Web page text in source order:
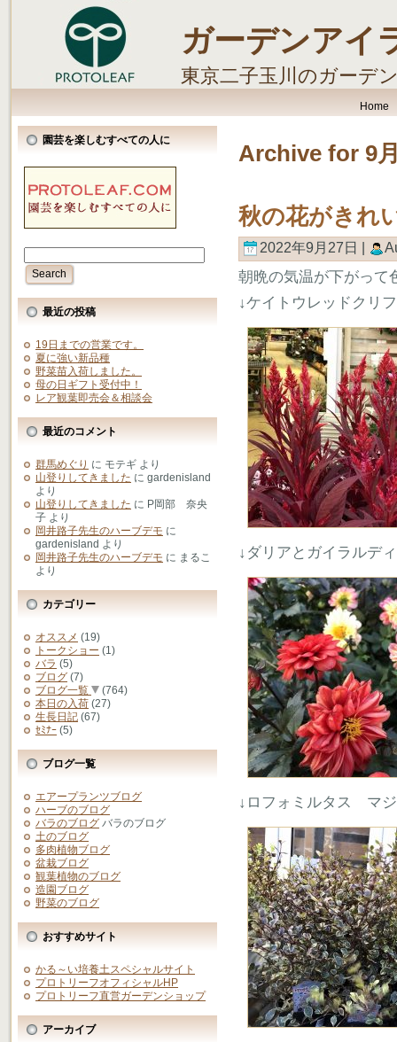
ガーデンアイ
東京二子玉川のガーデ
Home
園芸を楽しむすべての人に
最近の投稿
19日までの営業です。
夏に強い新品種
野菜苗入荷しました。
母の日ギフト受付中！
レア観葉即売会＆相談会
最近のコメント
群馬めぐり に モテギ より
山登りしてきました に gardenisland
より
山登りしてきました に P岡部 奈央
子 より
岡井路子先生のハーブデモ に
gardenisland より
岡井路子先生のハーブデモ に まるこ
より
カテゴリー
オススメ (19)
トークショー (1)
バラ (5)
ブログ (7)
ブログ一覧
(764)
本日の入荷 (27)
生長日記 (67)
ｾﾐﾅｰ (5)
ブログ一覧
エアープランツブログ
ハーブのブログ
バラのブログ バラのブログ
土のブログ
多肉植物ブログ
盆栽ブログ
観葉植物のブログ
造園ブログ
野菜のブログ
おすすめサイト
かる～い培養土スペシャルサイト
プロトリーフオフィシャルHP
プロトリーフ直営ガーデンショップ
アーカイブ
Archive for 9
秋の花がきれ
2022年9月27日 |
朝晩の気温が下がって
↓ケイトウレッドクリ
↓ダリアとガイラルデ
↓ロフォミルタス マ